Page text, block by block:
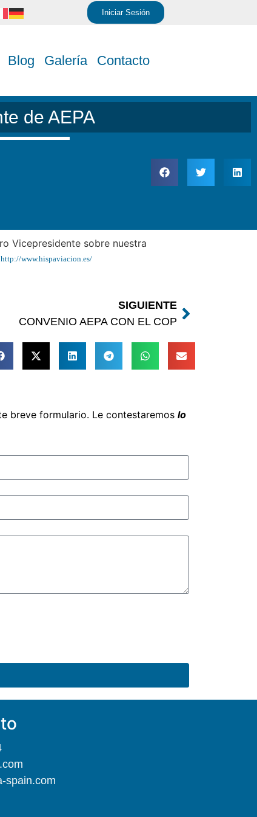
Iniciar Sesión
Blog Galería Contacto
de AEPA
Vicepresidente sobre nuestra
http://www.hispaviacion.es/
SIGUIENTE
CONVENIO AEPA CON EL COP
breve formulario. Le contestaremos lo
spain.com